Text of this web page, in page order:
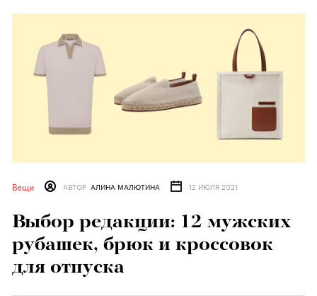
Вещи АВТОР АЛИНА МАЛЮТИНА 12 ИЮЛЯ 2021
Выбор редакции: 12 мужских
рубашек, брюк и кроссовок
для отпуска